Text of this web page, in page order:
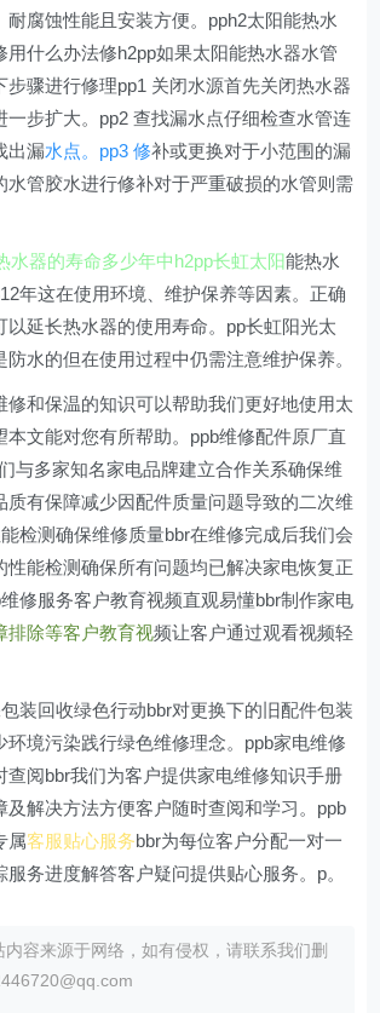
耐腐蚀性能且安装方便。pph2太阳能热水
用什么办法修h2pp如果太阳能热水器水管
步骤进行修理pp1 关闭水源首先关闭热水器
一步扩大。pp2 查找漏水点仔细检查水管连
出漏水点。pp3 修补或更换对于小范围的漏
水管胶水进行修补对于严重破损的水管则需
水器的寿命多少年中h2pp长虹太阳能热水
年这在使用环境、维护保养等因素。正确
以延长热水器的使用寿命。pp长虹阳光太
水的但在使用过程中仍需注意维护保养。
修和保温的知识可以帮助我们更好地使用太
本文能对您有所帮助。ppb维修配件原厂直
与多家知名家电品牌建立合作关系确保维
质有保障减少因配件质量问题导致的二次维
检测确保维修质量bbr在维修完成后我们会
性能检测确保所有问题均已解决家电恢复正
修服务客户教育视频直观易懂bbr制作家电
排除等客户教育视频让客户通过观看视频轻
装回收绿色行动bbr对更换下的旧配件包装
环境污染践行绿色维修理念。ppb家电维修
查阅bbr我们为客户提供家电维修知识手册
及解决方法方便客户随时查阅和学习。ppb
属客服贴心服务bbr为每位客户分配一对一
务进度解答客户疑问提供贴心服务。p。
内容来源于网络，如有侵权，请联系我们删